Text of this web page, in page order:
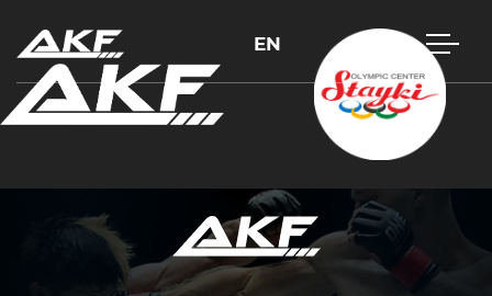
EN
Нажмите Enter для поиска или Esc, чтобы закрыть